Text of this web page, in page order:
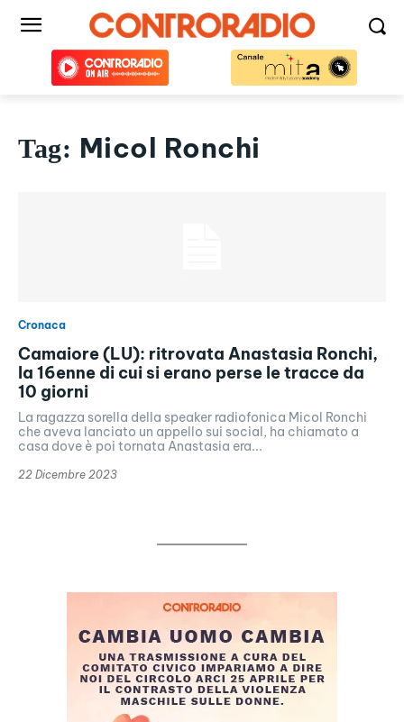
Tag: Micol Ronchi
Cronaca
Camaiore (LU): ritrovata Anastasia Ronchi,
la 16enne di cui si erano perse le tracce da
10 giorni
La ragazza sorella della speaker radiofonica Micol Ronchi
che aveva lanciato un appello sui social, ha chiamato a
casa dove è poi tornata Anastasia era...
22 Dicembre 2023